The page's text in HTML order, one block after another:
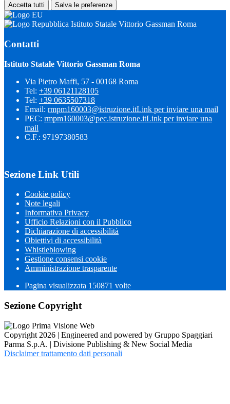
Accetta tutti Salva le preferenze
Istituto Statale Vittorio Gassman Roma
Contatti
Istituto Statale Vittorio Gassman Roma
Via Pietro Maffi, 57 - 00168 Roma
Tel: +39 06121128105
Tel: +39 0635507318
Email: rmpm160003@istruzione.itLink per inviare una mail
PEC: rmpm160003@pec.istruzione.itLink per inviare una
mail
C.F.: 97197380583
Sezione Link Utili
Cookie policy
Note legali
Informativa Privacy
Ufficio Relazioni con il Pubblico
Dichiarazione di accessibilità
Obiettivi di accessibilità
Whistleblowing
Gestione consensi cookie
Amministrazione trasparente
Pagina visualizzata 150871 volte
Sezione Copyright
Copyright 2026 | Engineered and powered by Gruppo Spaggiari
Parma S.p.A. | Divisione Publishing & New Social Media
Disclaimer trattamento dati personali